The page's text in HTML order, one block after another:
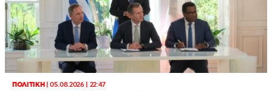
ΠΟΛΙΤΙΚΗ|05.08.2026 | 22:47